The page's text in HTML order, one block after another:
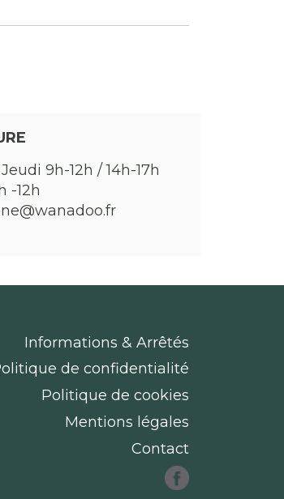
9h-12h / 14h-17h
-12h
Informations & Arrêtés
de confidentialité
Politique de cookies
Mentions légales
Contact